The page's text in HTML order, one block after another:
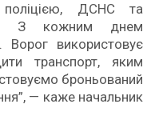
ДСНС та
З кожним днем
використовує
транспорт, яким
броньований
— каже начальник